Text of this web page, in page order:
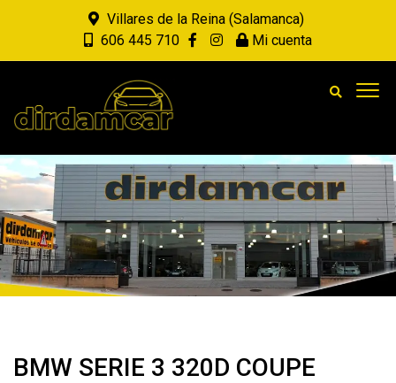
Villares de la Reina (Salamanca)
606 445 710
Mi cuenta
BMW SERIE 3 320D COUPE